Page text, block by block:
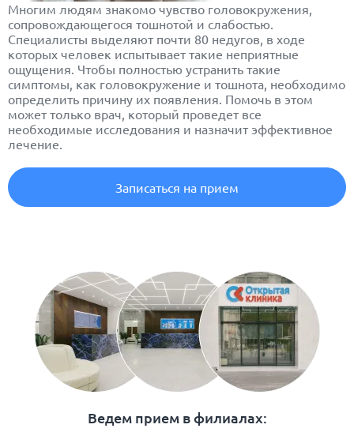
Ведем прием в филиалах:
Многим людям знакомо чувство головокружения,
сопровождающегося тошнотой и слабостью.
Специалисты выделяют почти 80 недугов, в ходе
которых человек испытывает такие неприятные
ощущения. Чтобы полностью устранить такие
симптомы, как головокружение и тошнота, необходимо
определить причину их появления. Помочь в этом
может только врач, который проведет все
необходимые исследования и назначит эффективное
лечение.
Записаться на прием